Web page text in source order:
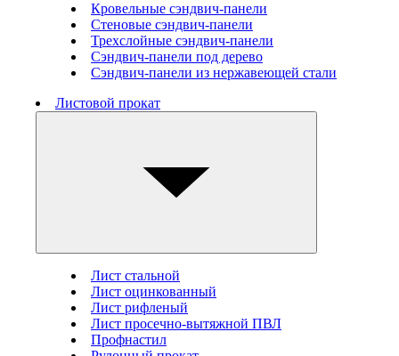
Кровельные сэндвич-панели
Стеновые cэндвич-панели
Трехслойные сэндвич-панели
Сэндвич-панели под дерево
Сэндвич-панели из нержавеющей стали
Листовой прокат
Лист стальной
Лист оцинкованный
Лист рифленый
Лист просечно-вытяжной ПВЛ
Профнастил